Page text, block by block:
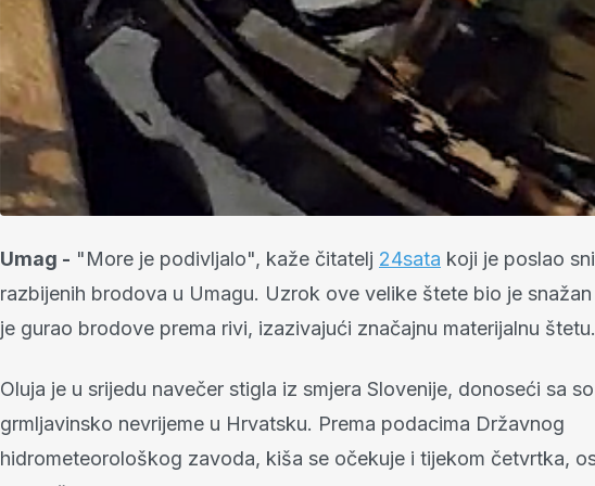
Umag - "More je podivljalo", kaže čitatelj 24sata koji je poslao
razbijenih brodova u Umagu. Uzrok ove velike štete bio je
je gurao brodove prema rivi, izazivajući značajnu materijalnu štetu.
Oluja je u srijedu navečer stigla iz smjera Slovenije, donoseći sa
grmljavinsko nevrijeme u Hrvatsku. Prema podacima Državnog
hidrometeorološkog zavoda, kiša se očekuje i tijekom četvrtka,